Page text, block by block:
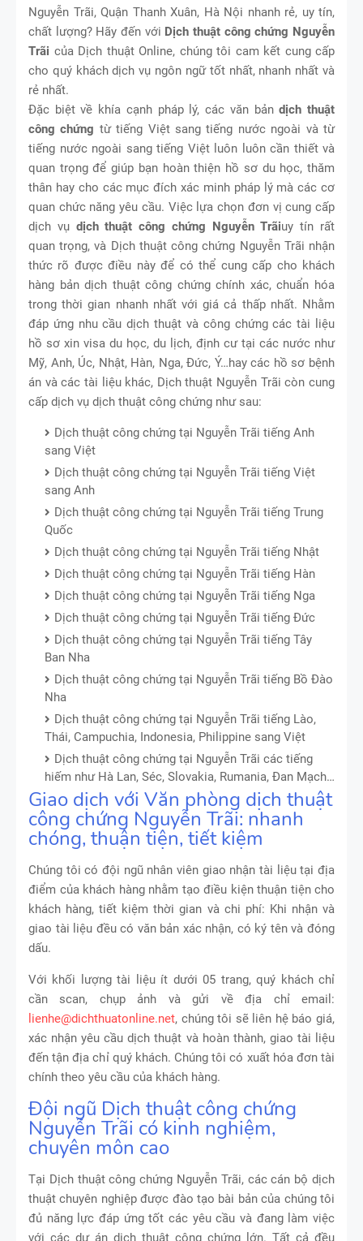
Nguyễn Trãi, Quận Thanh Xuân, Hà Nội nhanh rẻ, uy tín,
chất lượng? Hãy đến với Dịch thuật công chứng Nguyễn
Trãi của Dịch thuật Online, chúng tôi cam kết cung cấp
cho quý khách dịch vụ ngôn ngữ tốt nhất, nhanh nhất và
rẻ nhất.
Đặc biệt về khía cạnh pháp lý, các văn bảndịch thuật
công chứng từ tiếng Việt sang tiếng nước ngoài và từ
tiếng nước ngoài sang tiếng Việt luôn luôn cần thiết và
quan trọng để giúp bạn hoàn thiện hồ sơ du học, thăm
thân hay cho các mục đích xác minh pháp lý mà các cơ
quan chức năng yêu cầu. Việc lựa chọn đơn vị cung cấp
dịch vụ dịch thuật công chứng Nguyễn Trãiuy tín rất
quan trọng, và Dịch thuật công chứng Nguyễn Trãi nhận
thức rõ được điều này để có thể cung cấp cho khách
hàng bản dịch thuật công chứng chính xác, chuẩn hóa
trong thời gian nhanh nhất với giá cả thấp nhất. Nhằm
đáp ứng nhu cầu dịch thuật và công chứng các tài liệu
hồ sơ xin visa du học, du lịch, định cư tại các nước như
Mỹ, Anh, Úc, Nhật, Hàn, Nga, Đức, Ý…hay các hồ sơ bệnh
án và các tài liệu khác, Dịch thuật Nguyễn Trãi còn cung
cấp dịch vụ dịch thuật công chứng như sau:
Dịch thuật công chứng tại Nguyễn Trãi tiếng Anh
sang Việt
Dịch thuật công chứng tại Nguyễn Trãi tiếng Việt
sang Anh
Dịch thuật công chứng tại Nguyễn Trãi tiếng Trung
Quốc
Dịch thuật công chứng tại Nguyễn Trãi tiếng Nhật
Dịch thuật công chứng tại Nguyễn Trãi tiếng Hàn
Dịch thuật công chứng tại Nguyễn Trãi tiếng Nga
Dịch thuật công chứng tại Nguyễn Trãi tiếng Đức
Dịch thuật công chứng tại Nguyễn Trãi tiếng Tây
Ban Nha
Dịch thuật công chứng tại Nguyễn Trãi tiếng Bồ Đào
Nha
Dịch thuật công chứng tại Nguyễn Trãi tiếng Lào,
Thái, Campuchia, Indonesia, Philippine sang Việt
Dịch thuật công chứng tại Nguyễn Trãi các tiếng
hiếm như Hà Lan, Séc, Slovakia, Rumania, Đan Mạch…
Giao dịch với Văn phòng dịch thuật
công chứng Nguyễn Trãi: nhanh
chóng, thuận tiện, tiết kiệm
Chúng tôi có đội ngũ nhân viên giao nhận tài liệu tại địa
điểm của khách hàng nhằm tạo điều kiện thuận tiện cho
khách hàng, tiết kiệm thời gian và chi phí: Khi nhận và
giao tài liệu đều có văn bản xác nhận, có ký tên và đóng
dấu.
Với khối lượng tài liệu ít dưới 05 trang, quý khách chỉ
cần scan, chụp ảnh và gửi về địa chỉ email:
lienhe@dichthuatonline.net, chúng tôi sẽ liên hệ báo giá,
xác nhận yêu cầu dịch thuật và hoàn thành, giao tài liệu
đến tận địa chỉ quý khách. Chúng tôi có xuất hóa đơn tài
chính theo yêu cầu của khách hàng.
Đội ngũ Dịch thuật công chứng
Nguyễn Trãi có kinh nghiệm,
chuyên môn cao
Tại Dịch thuật công chứng Nguyễn Trãi, các cán bộ dịch
thuật chuyên nghiệp được đào tạo bài bản của chúng tôi
đủ năng lực đáp ứng tốt các yêu cầu và đang làm việc
với các dự án dịch thuật công chứng lớn. Tất cả đều